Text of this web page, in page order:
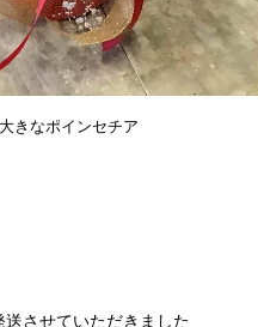
大きなポインセチア
させていただきました